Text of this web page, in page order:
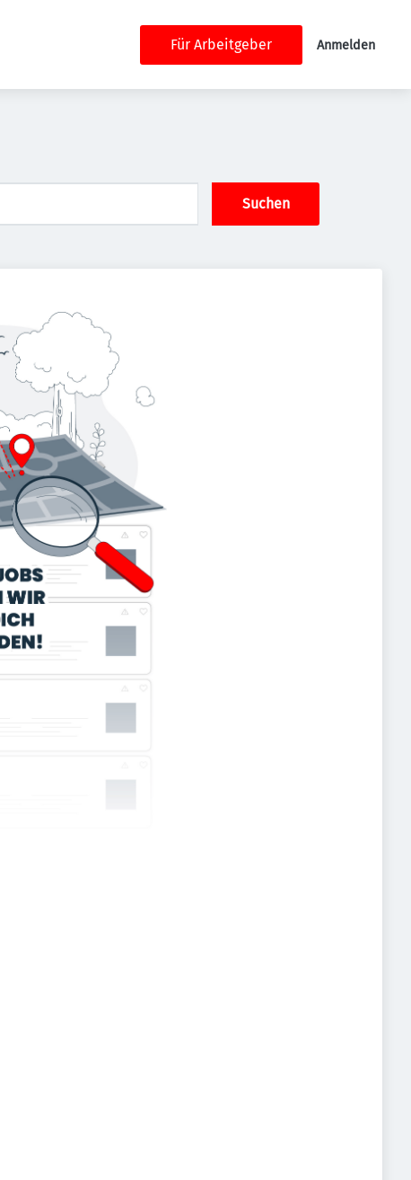
Für Arbeitgeber Anmelden
Suchen